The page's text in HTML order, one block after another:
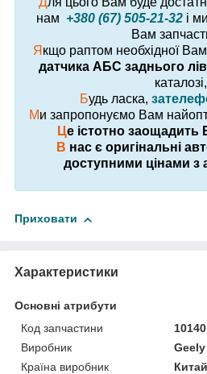
нам +380 (67) 505-21-32 і
Вам
Я кщо раптом необхідної
датчика АБС заднього
каталозі,
Будь ласка,
Ми запропонуємо Вам
Це істотно заощадить
В нас є оригінальні
доступними цінами з
Приховати
Характеристики
Основні атрибути
Код запчастини
Виробник
Geely
Країна виробник
Китай